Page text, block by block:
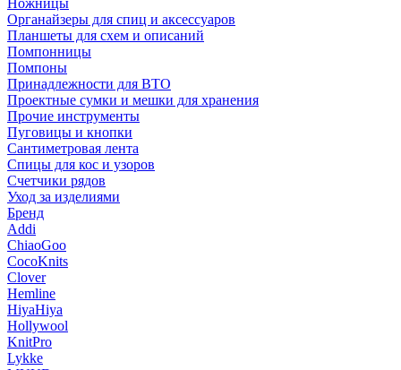
Ножницы
Органайзеры для спиц и аксессуаров
Планшеты для схем и описаний
Помпонницы
Помпоны
Принадлежности для ВТО
Проектные сумки и мешки для хранения
Прочие инструменты
Пуговицы и кнопки
Сантиметровая лента
Спицы для кос и узоров
Счетчики рядов
Уход за изделиями
Бренд
Addi
ChiaoGoo
CocoKnits
Clover
Hemline
HiyaHiya
Hollywool
KnitPro
Lykke